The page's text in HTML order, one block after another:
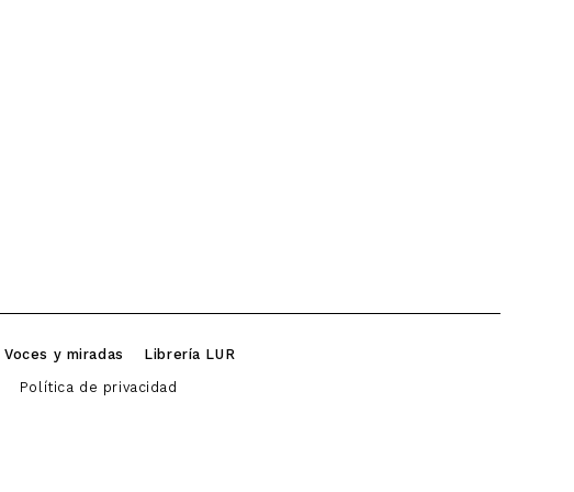
Voces y miradas Librería LUR
Política de privacidad